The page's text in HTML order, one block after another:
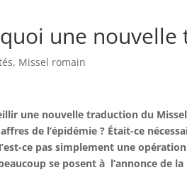
une nouvelle
, Missel romain
une nouvelle traduction du
de l’épidémie ? Était-ce
ce pas simplement une
se posent à l’annonce de la